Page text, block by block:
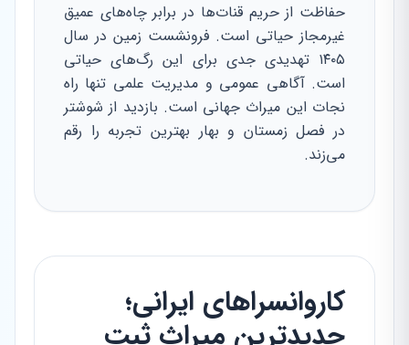
حفاظت از حریم قنات‌ها در برابر چاه‌های عمیق
غیرمجاز حیاتی است. فرونشست زمین در سال
۱۴۰۵ تهدیدی جدی برای این رگ‌های حیاتی
است. آگاهی عمومی و مدیریت علمی تنها راه
نجات این میراث جهانی است. بازدید از شوشتر
در فصل زمستان و بهار بهترین تجربه را رقم
می‌زند.
کاروانسراهای ایرانی؛
جدیدترین میراث ثبت